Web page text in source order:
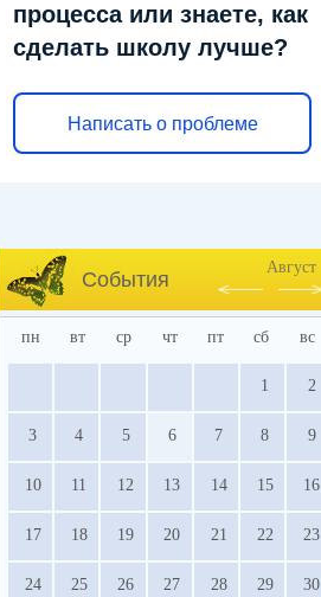
процесса или знаете, как
сделать школу лучше?
Написать о проблеме
События
Август
пн вт ср чт пт сб вс
1 2
3 4 5 6 7 8 9
10 11 12 13 14 15 16
17 18 19 20 21 22 23
24 25 26 27 28 29 30